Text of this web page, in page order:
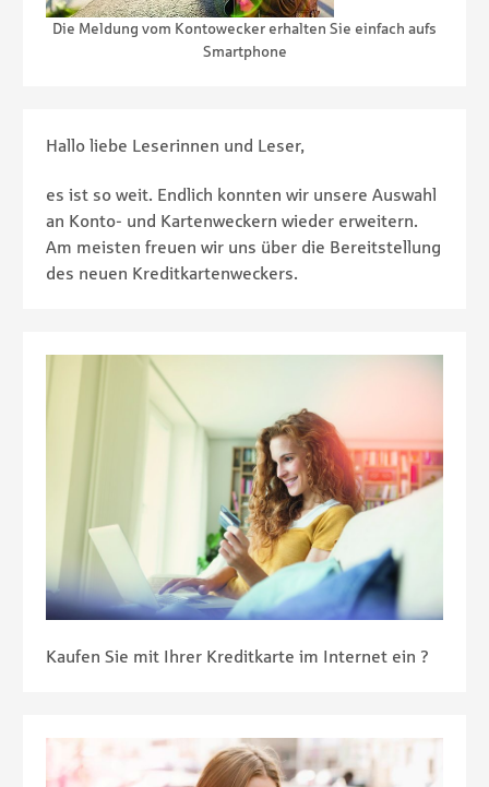
Die Meldung vom Kontowecker erhalten Sie einfach aufs
Smartphone
Hallo liebe Leserinnen und Leser,
es ist so weit. Endlich konnten wir unsere Auswahl
an Konto- und Kartenweckern wieder erweitern.
Am meisten freuen wir uns über die Bereitstellung
des neuen Kreditkartenweckers.
Kaufen Sie mit Ihrer Kreditkarte im Internet ein ?